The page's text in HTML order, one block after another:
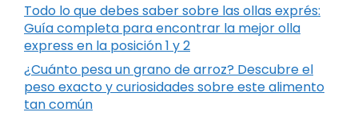
Todo lo que debes saber sobre las ollas exprés:
Guía completa para encontrar la mejor olla
express en la posición 1 y 2
¿Cuánto pesa un grano de arroz? Descubre el
peso exacto y curiosidades sobre este alimento
tan común